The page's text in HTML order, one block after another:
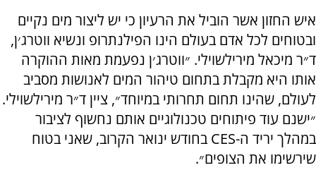
איש החזון אשר הוביל את הרעיון כי יש ליצור מים נקיים
ובטוחים לכל אדם בעולם הינו הפילנתרופ ונשיא ווטרג׳ן,
ד״ר מיכאל מירילשוילי. ״ווטרג׳ן נפעמת מאות ההוקרה
אותו היא מקבלת בתחום טיהור המים לאנושות מסביב
לעולם, שהינו תחום תחרותי במיוחד״, ציין ד״ר מירילשוילי.
״ישנם עוד פיתוחים טכנולוגיים אותם נחשוף לציבור
במהלך יריד ה-CES בחודש ינואר הקרוב, שאני בטוח
שירשימו את הצופים״.